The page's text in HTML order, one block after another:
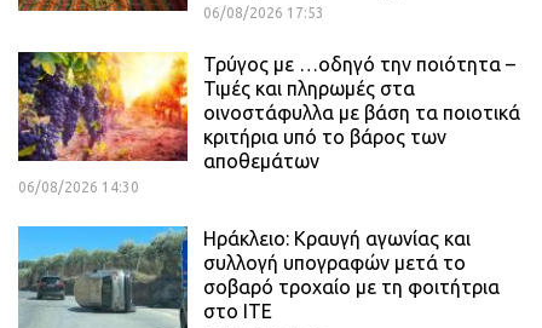
06/08/2026 17:53
Τρύγος με …οδηγό την ποιότητα –
Τιμές και πληρωμές στα
οινοστάφυλλα με βάση τα ποιοτικά
κριτήρια υπό το βάρος των
αποθεμάτων
06/08/2026 14:30
Ηράκλειο: Κραυγή αγωνίας και
συλλογή υπογραφών μετά το
σοβαρό τροχαίο με τη φοιτήτρια
στο ΙΤΕ